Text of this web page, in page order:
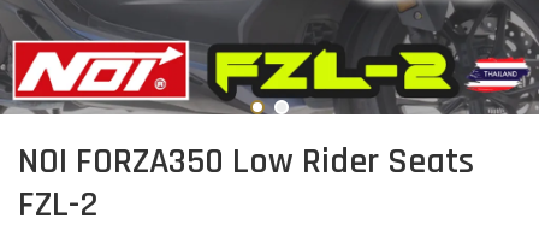
NOI FORZA350 Low Rider Seats
FZL-2